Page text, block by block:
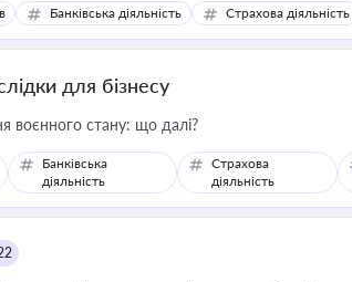
Банківська діяльність Страхова діяльність
для бізнесу
воєнного стану: що далі?
Банківська
діяльність
Страхова
діяльність